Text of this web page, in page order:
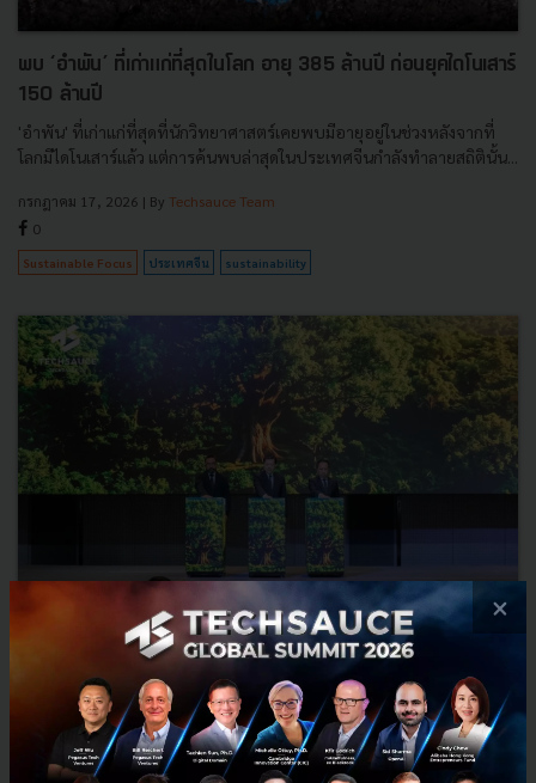
พบ ‘อำพัน’ ที่เก่าแก่ที่สุดในโลก อายุ 385 ล้านปี ก่อนยุคไดโนเสาร์
150 ล้านปี
'อำพัน' ที่เก่าแก่ที่สุดที่นักวิทยาศาสตร์เคยพบมีอายุอยู่ในช่วงหลังจากที่
โลกมีไดโนเสาร์แล้ว แต่การค้นพบล่าสุดในประเทศจีนกำลังทำลายสถิตินั้น...
กรกฎาคม 17, 2026 | By Techsauce Team
0
Sustainable Focus ประเทศจีน sustainability
ซีพี เปิดโมเดล Reforest Tokenization เปลี่ยนผืนป่าเป็นราย
ได้ของชุมชน เริ่มนำร่อง 3 จังหวัด
การอนุรักษ์ป่ามักถูกมองว่าเป็นหน้าที่ของรัฐหรือองค์กรด้านสิ่งแวดล้อม
×